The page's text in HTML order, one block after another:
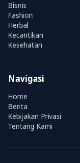
Bisnis
Fashion
Herbal
Kecantikan
Kesehatan
Navigasi
Home
Berita
Kebijakan Privasi
Tentang Kami